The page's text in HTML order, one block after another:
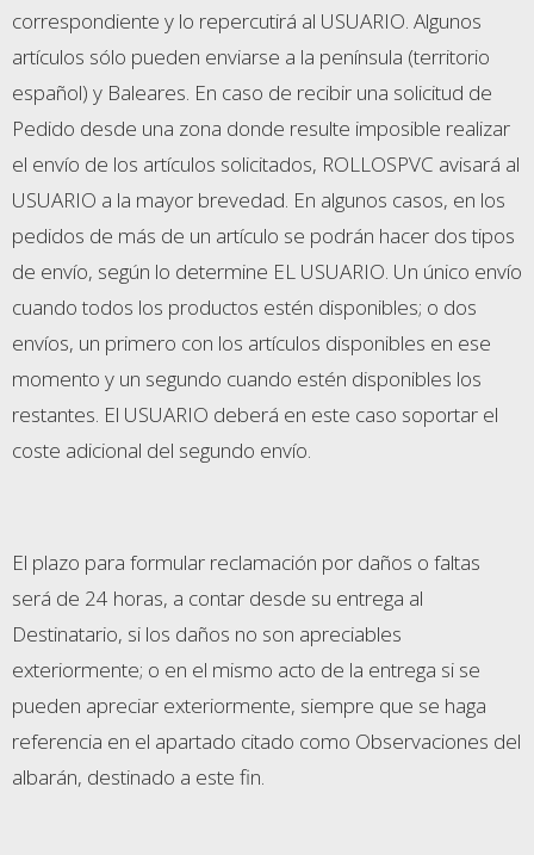
correspondiente y lo repercutirá al USUARIO. Algunos
artículos sólo pueden enviarse a la península (territorio
español) y Baleares. En caso de recibir una solicitud de
Pedido desde una zona donde resulte imposible realizar
el envío de los artículos solicitados, ROLLOSPVC avisará al
USUARIO a la mayor brevedad. En algunos casos, en los
pedidos de más de un artículo se podrán hacer dos tipos
de envío, según lo determine EL USUARIO. Un único envío
cuando todos los productos estén disponibles; o dos
envíos, un primero con los artículos disponibles en ese
momento y un segundo cuando estén disponibles los
restantes. El USUARIO deberá en este caso soportar el
coste adicional del segundo envío.
El plazo para formular reclamación por daños o faltas
será de 24 horas, a contar desde su entrega al
Destinatario, si los daños no son apreciables
exteriormente; o en el mismo acto de la entrega si se
pueden apreciar exteriormente, siempre que se haga
referencia en el apartado citado como Observaciones del
albarán, destinado a este fin.